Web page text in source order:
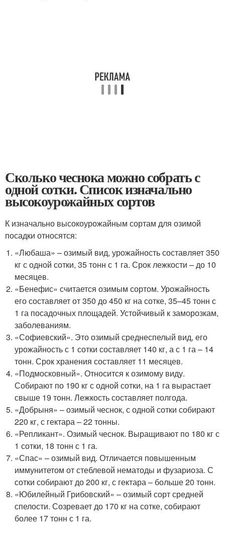
Сколько чеснока можно собрать с
одной сотки. Список изначально
высокоурожайных сортов
К изначально высокоурожайным сортам для озимой
посадки относятся:
«Любаша» – озимый вид, урожайность составляет 350
кг с одной сотки, 35 тонн с 1 га. Срок лежкости – до 10
месяцев.
«Бенефис» считается озимым сортом. Урожайность
его составляет от 350 до 450 кг на сотке, 35–45 тонн с
1 га посадочных площадей. Устойчивый к заморозкам,
заболеваниям.
«Софиевский». Это озимый среднеспелый вид, его
урожайность с 1 сотки составляет 140 кг, а с 1 га – 14
тонн. Срок хранения составляет 11 месяцев.
«Подмосковный». Относится к озимому виду.
Собирают по 190 кг с одной сотки, на 1 га вырастает
свыше 19 тонн. Лежкость составляет полгода.
«Добрыня» – озимый чеснок, с одной сотки собирают
220 кг, с гектара – 22 тонны.
«Репликант». Озимый чеснок. Выращивают по 180 кг с
1 сотки, 18 тонн с 1 га.
«Спас» – озимый вид. Отличается повышенным
иммунитетом от стеблевой нематоды и фузариоза. С
сотки собирают до 200 кг, с гектара – больше 20 тонн.
«Юбилейный Грибовский» – озимый сорт средней
спелости. Созревает до 170 кг на сотке, собирают
более 17 тонн с 1 га.